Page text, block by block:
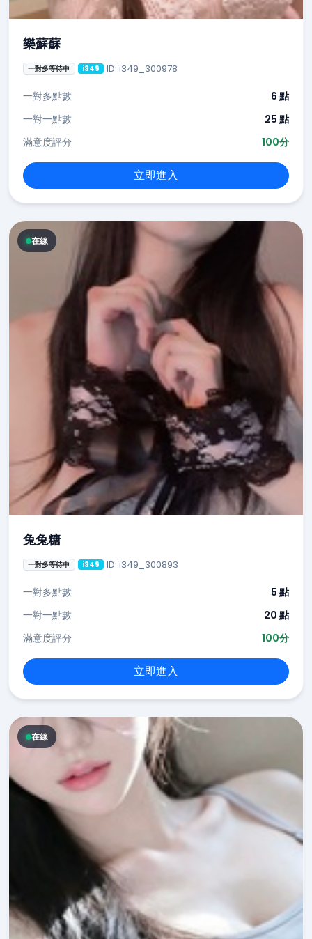
樂蘇蘇
一對多等待中 i349 ID: i349_300978
一對多點數
6 點
一對一點數
25 點
滿意度評分
100分
立即進入
在線
兔兔糖
一對多等待中 i349 ID: i349_300893
一對多點數
5 點
一對一點數
20 點
滿意度評分
100分
立即進入
在線